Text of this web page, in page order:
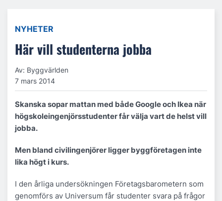
NYHETER
Här vill studenterna jobba
Av: Byggvärlden
7 mars 2014
Skanska sopar mattan med både Google och Ikea när
högskoleingenjörsstudenter får välja vart de helst vill
jobba.
Men bland civilingenjörer ligger byggföretagen inte
lika högt i kurs.
I den årliga undersökningen Företagsbarometern som
genomförs av Universum får studenter svara på frågor